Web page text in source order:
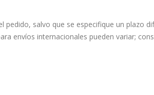
pedido, salvo que se especifique un plazo
envíos internacionales pueden variar;